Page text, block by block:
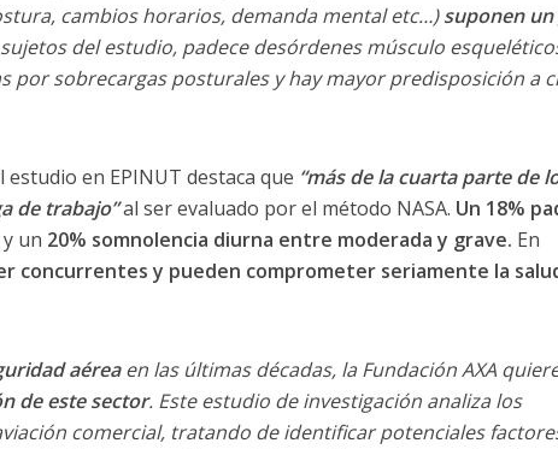
cambios horarios, demanda mental etc…)suponen un
del estudio, padece desórdenes músculo
por sobrecargas posturales y hay mayor predisposición a
estudio en EPINUT destaca que “más de la cuarta parte de
de trabajo”al ser evaluado por el método NASA. Un 18%
un 20% somnolencia diurna entre moderada y grave. En
concurrentes y pueden comprometer seriamente la
aéreaen las últimas décadas, la Fundación AXA
de este sector. Este estudio de investigación analiza los
comercial, tratando de identificar potenciales